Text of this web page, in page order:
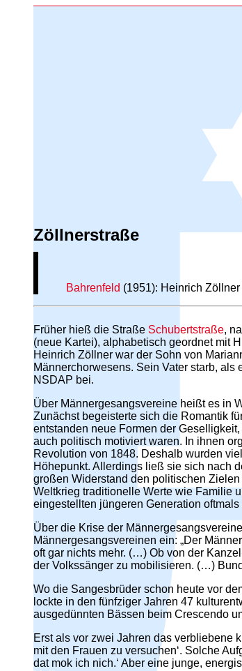
Zöllnerstraße
Bahrenfeld (1951): Heinrich
Früher hieß die Straße Schubertstraße,
(neue Kartei), alphabetisch geordnet mit
Heinrich Zöllner war der Sohn von
Männerchorwesens. Sein Vater starb,
NSDAP bei.
Über Männergesangsvereine heißt es in
Zunächst begeisterte sich die Romantik
entstanden neue Formen der
auch politisch motiviert waren. In ihnen
Revolution von 1848. Deshalb wurden
Höhepunkt. Allerdings ließ sie sich nach
großen Widerstand den politischen
Weltkrieg traditionelle Werte wie Familie
eingestellten jüngeren Generation
Über die Krise der
Männergesangsvereinen ein: „Der
oft gar nichts mehr. (…) Ob von der
der Volkssänger zu mobilisieren. (…)
Wo die Sangesbrüder schon heute vor
lockte in den fünfziger Jahren 47
ausgedünnten Bässen beim Crescendo
Erst als vor zwei Jahren das verbliebene
mit den Frauen zu versuchen‘. Solche
dat mok ich nich.‘ Aber eine junge,